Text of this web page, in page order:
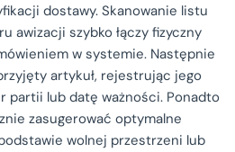
dostawy. Skanowanie listu
awizacji szybko łączy fizyczny
w systemie. Następnie
artykuł, rejestrując jego
partii lub datę ważności. Ponadto
zasugerować optymalne
wolnej przestrzeni lub